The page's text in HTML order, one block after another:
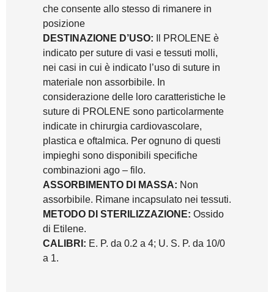
che consente allo stesso di rimanere in
posizione
DESTINAZIONE D’USO: Il PROLENE è
indicato per suture di vasi e tessuti molli,
nei casi in cui è indicato l’uso di suture in
materiale non assorbibile. In
considerazione delle loro caratteristiche le
suture di PROLENE sono particolarmente
indicate in chirurgia cardiovascolare,
plastica e oftalmica. Per ognuno di questi
impieghi sono disponibili specifiche
combinazioni ago – filo.
ASSORBIMENTO DI MASSA: Non
assorbibile. Rimane incapsulato nei tessuti.
METODO DI STERILIZZAZIONE: Ossido
di Etilene.
CALIBRI: E. P. da 0.2 a 4; U. S. P. da 10/0
a 1.